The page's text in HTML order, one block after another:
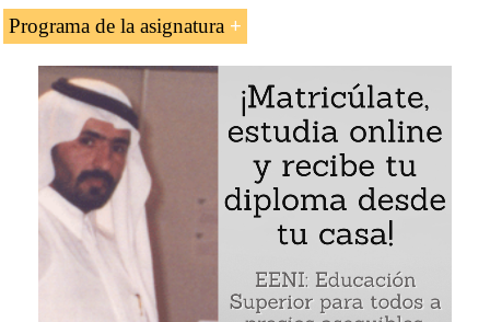
Programa de la asignatura
El empresario musulmán kuwaití Jawad Ahmed
Bukhamseen
Grupo Bukhamseen
Aplicación de la sharia en el Banco internacional
de Kuwait
Influencia de la religión en los sistemas financieros
Ejemplo: Jawad Ahmed Bukhamseen (empresario musulmán
kuwaití)